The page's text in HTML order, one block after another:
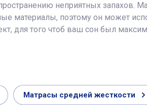
неприятных запахов.
материалы, поэтому он может
для того чтоб ваш сон был
Матрасы средней жесткости